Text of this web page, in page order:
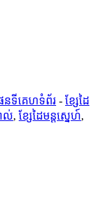
នទីគេហទំព័រ - ខ្សែដៃ
ល់, ខ្សែដៃមន្តស្នេហ៍,